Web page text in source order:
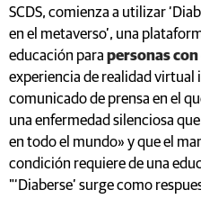
SCDS, comienza a utilizar
en el metaverso’, una
educación para personas
experiencia de realidad virtual
comunicado de prensa en el
una enfermedad silenciosa
en todo el mundo» y que el
condición requiere de una
"‘Diaberse’ surge como